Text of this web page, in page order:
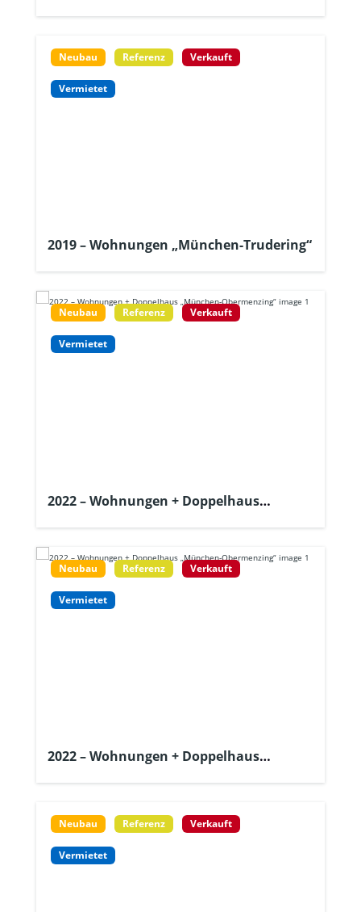
Neubau Referenz Verkauft
Vermietet
2019 – Wohnungen „München-Trudering“
Neubau Referenz Verkauft
Vermietet
2022 – Wohnungen + Doppelhaus
Neubau Referenz Verkauft
Vermietet
2022 – Wohnungen + Doppelhaus
Neubau Referenz Verkauft
Vermietet